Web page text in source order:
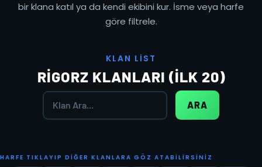
bir klana katıl ya da kendi ekibini kur. İsme veya harfe
göre filtrele.
KLAN L I S T
RIGORZ KLANLARI (İLK 20)
ARA
HAR FE T IKLAYIP D I ĞER KLANLAR A G Ö Z A T AB I LI R S I NI Z